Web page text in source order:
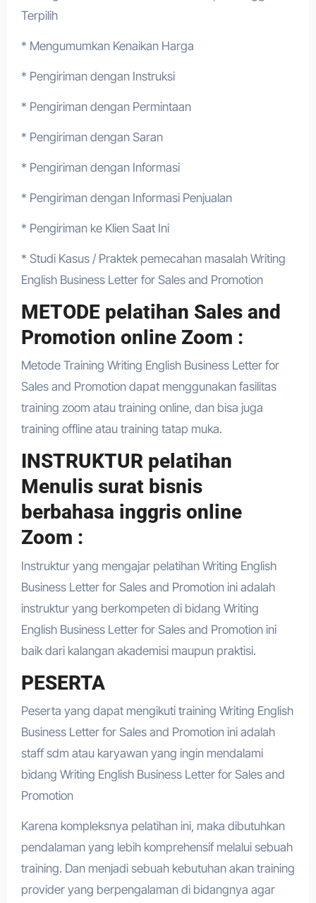
Terpilih
* Mengumumkan Kenaikan Harga
* Pengiriman dengan Instruksi
* Pengiriman dengan Permintaan
* Pengiriman dengan Saran
* Pengiriman dengan Informasi
* Pengiriman dengan Informasi Penjualan
* Pengiriman ke Klien Saat Ini
* Studi Kasus / Praktek pemecahan masalah Writing
English Business Letter for Sales and Promotion
METODE pelatihan Sales and
Promotion online Zoom :
Metode Training Writing English Business Letter for
Sales and Promotion dapat menggunakan fasilitas
training zoom atau training online, dan bisa juga
training offline atau training tatap muka.
INSTRUKTUR pelatihan
Menulis surat bisnis
berbahasa inggris online
Zoom :
Instruktur yang mengajar pelatihan Writing English
Business Letter for Sales and Promotion ini adalah
instruktur yang berkompeten di bidang Writing
English Business Letter for Sales and Promotion ini
baik dari kalangan akademisi maupun praktisi.
PESERTA
Peserta yang dapat mengikuti training Writing English
Business Letter for Sales and Promotion ini adalah
staff sdm atau karyawan yang ingin mendalami
bidang Writing English Business Letter for Sales and
Promotion
Karena kompleksnya pelatihan ini, maka dibutuhkan
pendalaman yang lebih komprehensif melalui sebuah
training. Dan menjadi sebuah kebutuhan akan training
provider yang berpengalaman di bidangnya agar